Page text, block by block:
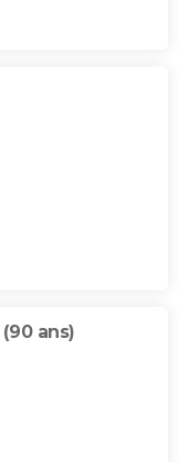
(90 ans)